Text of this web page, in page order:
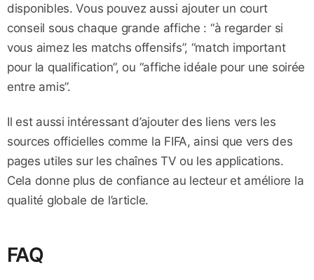
disponibles. Vous pouvez aussi ajouter un court
conseil sous chaque grande affiche : “à regarder si
vous aimez les matchs offensifs”, “match important
pour la qualification”, ou “affiche idéale pour une soirée
entre amis”.
Il est aussi intéressant d’ajouter des liens vers les
sources officielles comme la FIFA, ainsi que vers des
pages utiles sur les chaînes TV ou les applications.
Cela donne plus de confiance au lecteur et améliore la
qualité globale de l’article.
FAQ